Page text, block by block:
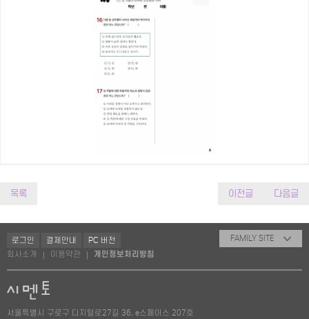
목록 이전글 다음글
로그인 결제안내
PC 버전
회사소개
이용약관 개인정보처리방침
FAMILY SITE
서울특별시 구로구 디지털로27길 36, e스페이스 207호